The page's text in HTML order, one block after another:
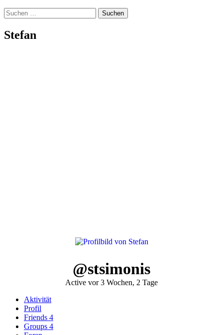
Suchen
nach:
Stefan
@stsimonis
Active vor 3 Wochen, 2 Tage
Aktivität
Profil
Friends 4
Groups 4